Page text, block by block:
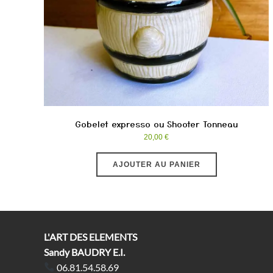
Gobelet expresso ou Shooter Tonneau
20,00 €
AJOUTER AU PANIER
L'ART DES ELEMENTS
Sandy BAUDRY E.I.
06.81.54.58.69